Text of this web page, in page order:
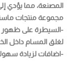
المصنعة، مما يؤدي
مجموعة منتجات
-السيطرة على ظهور
لغلق المسام داخل
-اضافات لزيادة